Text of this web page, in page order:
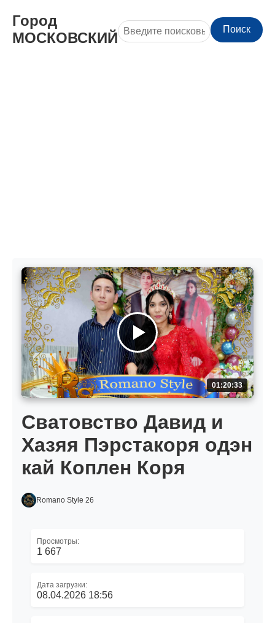
Город
МОСКОВСКИЙ
Поиск
01:20:33
Сватовство Давид и
Хазяя Пэрстакоря одэн
кай Коплен Коря
Romano Style 26
Просмотры:
1 667
Дата загрузки:
08.04.2026 18:56